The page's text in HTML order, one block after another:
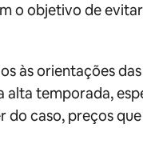
o objetivo de
às orientações
temporada,
caso, preços